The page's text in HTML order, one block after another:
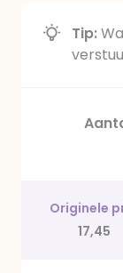
Tip:
Originele
17,45